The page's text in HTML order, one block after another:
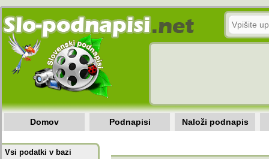
Domov Podnapisi Naloži podnapis
Vsi podatki v bazi